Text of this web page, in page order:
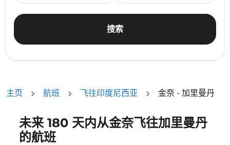
搜索
主页 航班 飞往印度尼西亚 金奈 - 加里曼丹
未来 180 天内从金奈飞往加里曼丹
的航班
没有符合您的筛选条件的机票。请调整您的筛选条件。